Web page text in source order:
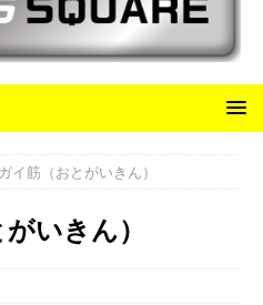
イ筋（おとがいきん）
いきん）